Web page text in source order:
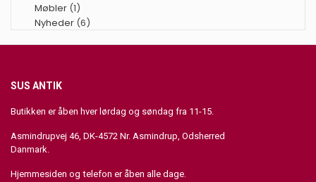
Møbler (1)
Nyheder (6)
SUS ANTIK
Butikken er åben hver lørdag og søndag fra 11-15.
Asmindrupvej 46, DK-4572 Nr. Asmindrup, Odsherred
Danmark.
Hjemmesiden og telefon er åben alle dage.